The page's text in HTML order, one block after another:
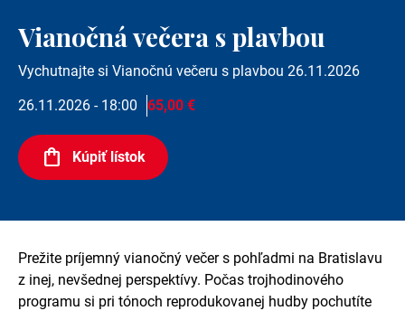
Vianočná večera s plavbou
Vychutnajte si Vianočnú večeru s plavbou 26.11.2026
26.11.2026 - 18:00
65,00 €
Kúpiť lístok
Prežite príjemný vianočný večer s pohľadmi na Bratislavu
z inej, nevšednej perspektívy. Počas trojhodinového
programu si pri tónoch reprodukovanej hudby pochutíte